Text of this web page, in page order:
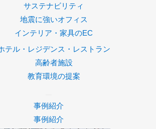
サステナビリティ
地震に強いオフィス
インテリア・家具のEC
テル・レジデンス・レストラン
高齢者施設
教育環境の提案
事例紹介
事例紹介